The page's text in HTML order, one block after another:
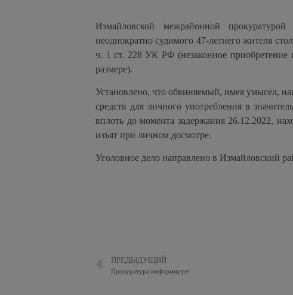
Измайловской межрайонной
неоднократно судимого 47-летнего жителя
ч. 1 ст. 228 УК РФ (незаконное приобретение
размере).
Установлено, что обвиняемый, имея умысел,
средств для личного употребления в
вплоть до момента задержания 26.12.2022,
изъят при личном досмотре.
Уголовное дело направлено в Измайловский
ПРЕДЫДУЩИЙ
Прокуратура информирует